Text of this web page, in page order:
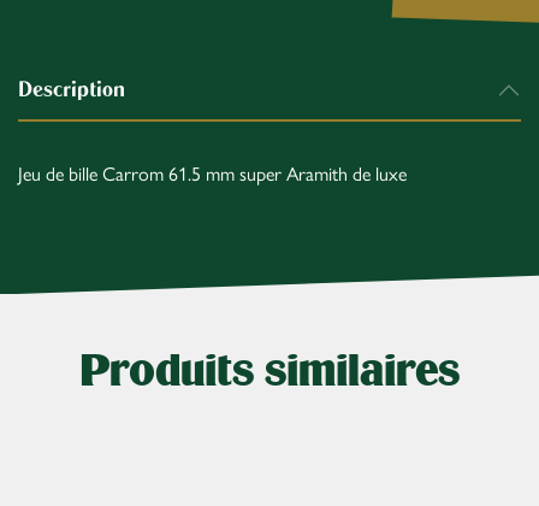
Description
Jeu de bille Carrom 61.5 mm super Aramith de luxe
Produits similaires